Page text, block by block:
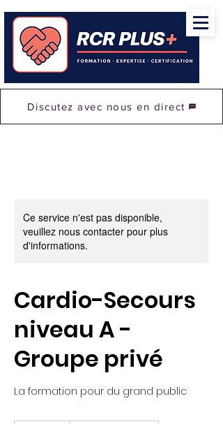
Discutez avec nous en direct
Ce service n'est pas disponible,
veuillez nous contacter pour plus
d'informations.
Cardio-Secours
niveau A -
Groupe privé
La formation pour du grand public